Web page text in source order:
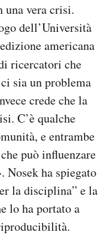
una vera crisi.
dell’Università
americana
ricercatori che
sia un problema
crede che la
C’è qualche
e entrambe
può influenzare
Nosek ha spiegato
la disciplina” e la
lo ha portato a